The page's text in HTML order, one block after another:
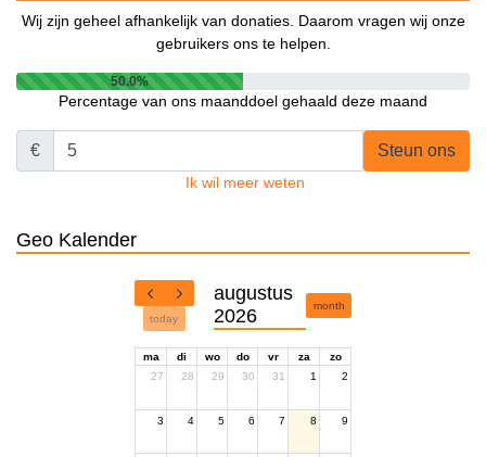
Wij zijn geheel afhankelijk van donaties. Daarom vragen wij onze
gebruikers ons te helpen.
50.0%
Percentage van ons maanddoel gehaald deze maand
€ Steun ons
Ik wil meer weten
Geo Kalender
today
augustus
2026
month
ma di wo do vr za
zo
27
28 29 30 31 1 2
3 4 5 6 7 8 9